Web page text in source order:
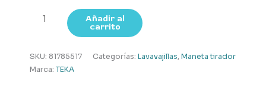
Cubierta
Teka
cantidad
Añadir al
carrito
SKU: 81785517 Categorías: Lavavajillas, Maneta tirador
Marca: TEKA